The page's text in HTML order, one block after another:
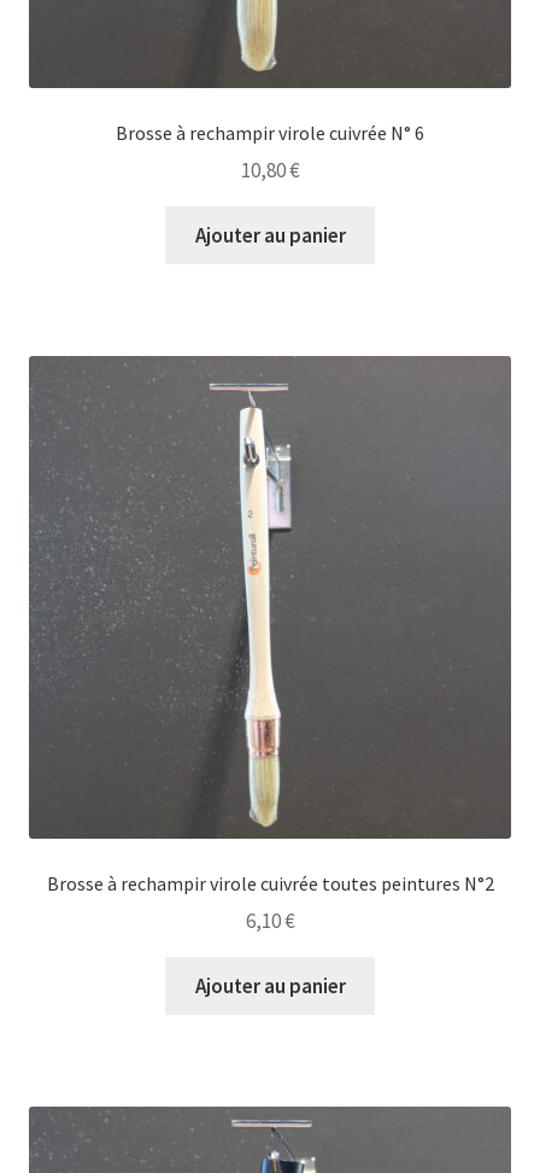
Brosse à rechampir virole cuivrée N° 6
10,80€
Ajouter au panier
Brosse à rechampir virole cuivrée toutes peintures N°2
6,10€
Ajouter au panier